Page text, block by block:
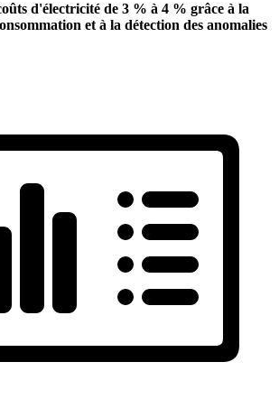
d'électricitéde 3 % à 4 % grâce à la
et à la détection des anomalies